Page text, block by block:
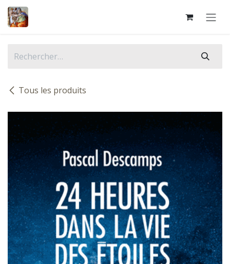
Se rendre au contenu
Tous les produits